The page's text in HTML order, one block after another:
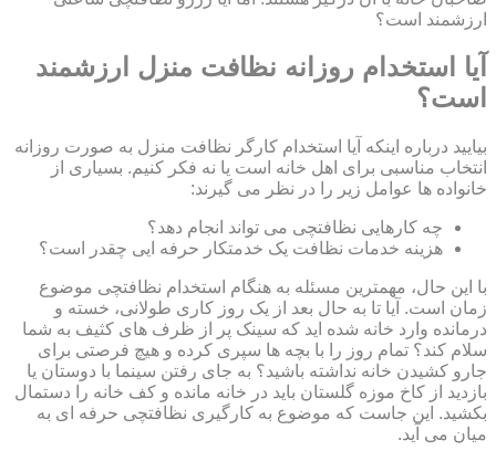
ارزشمند است؟
آیا استخدام روزانه نظافت منزل ارزشمند
است؟
بیایید درباره اینکه آیا استخدام کارگر نظافت منزل به صورت روزانه
انتخاب مناسبی برای اهل خانه است یا نه فکر کنیم. بسیاری از
خانواده ها عوامل زیر را در نظر می گیرند:
چه کارهایی نظافتچی می تواند انجام دهد؟
هزینه خدمات نظافت یک خدمتکار حرفه ایی چقدر است؟
با این حال، مهمترین مسئله به هنگام استخدام نظافتچی موضوع
زمان است. آیا تا به حال بعد از یک روز کاری طولانی، خسته و
درمانده وارد خانه شده اید که سینک پر از ظرف های کثیف به شما
سلام کند؟ تمام روز را با بچه ها سپری کرده و هیچ فرصتی برای
جارو کشیدن خانه نداشته باشید؟ به جای رفتن سینما با دوستان یا
بازدید از کاخ موزه گلستان باید در خانه مانده و کف خانه را دستمال
بکشید. این جاست که موضوع به کارگیری نظافتچی حرفه ای به
میان می آید.